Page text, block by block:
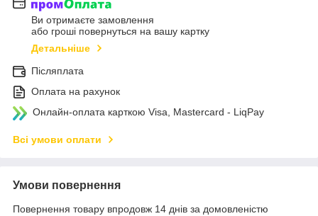
Ви отримаєте замовлення
або гроші повернуться на вашу картку
Детальніше
Післяплата
Оплата на рахунок
Онлайн-оплата карткою Visa, Mastercard - LiqPay
Всі умови оплати
Умови повернення
Повернення товару впродовж 14 днів за домовленістю